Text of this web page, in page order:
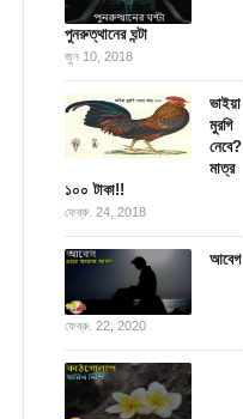
পুনরুত্থানের ঘন্টা
জুন 10, 2018
ভাইয়া
মুরগি
নেবে?
মাত্র
১০০ টাকা!!
ফেব্রু. 24, 2018
আবেগ
ফেব্রু. 22, 2020